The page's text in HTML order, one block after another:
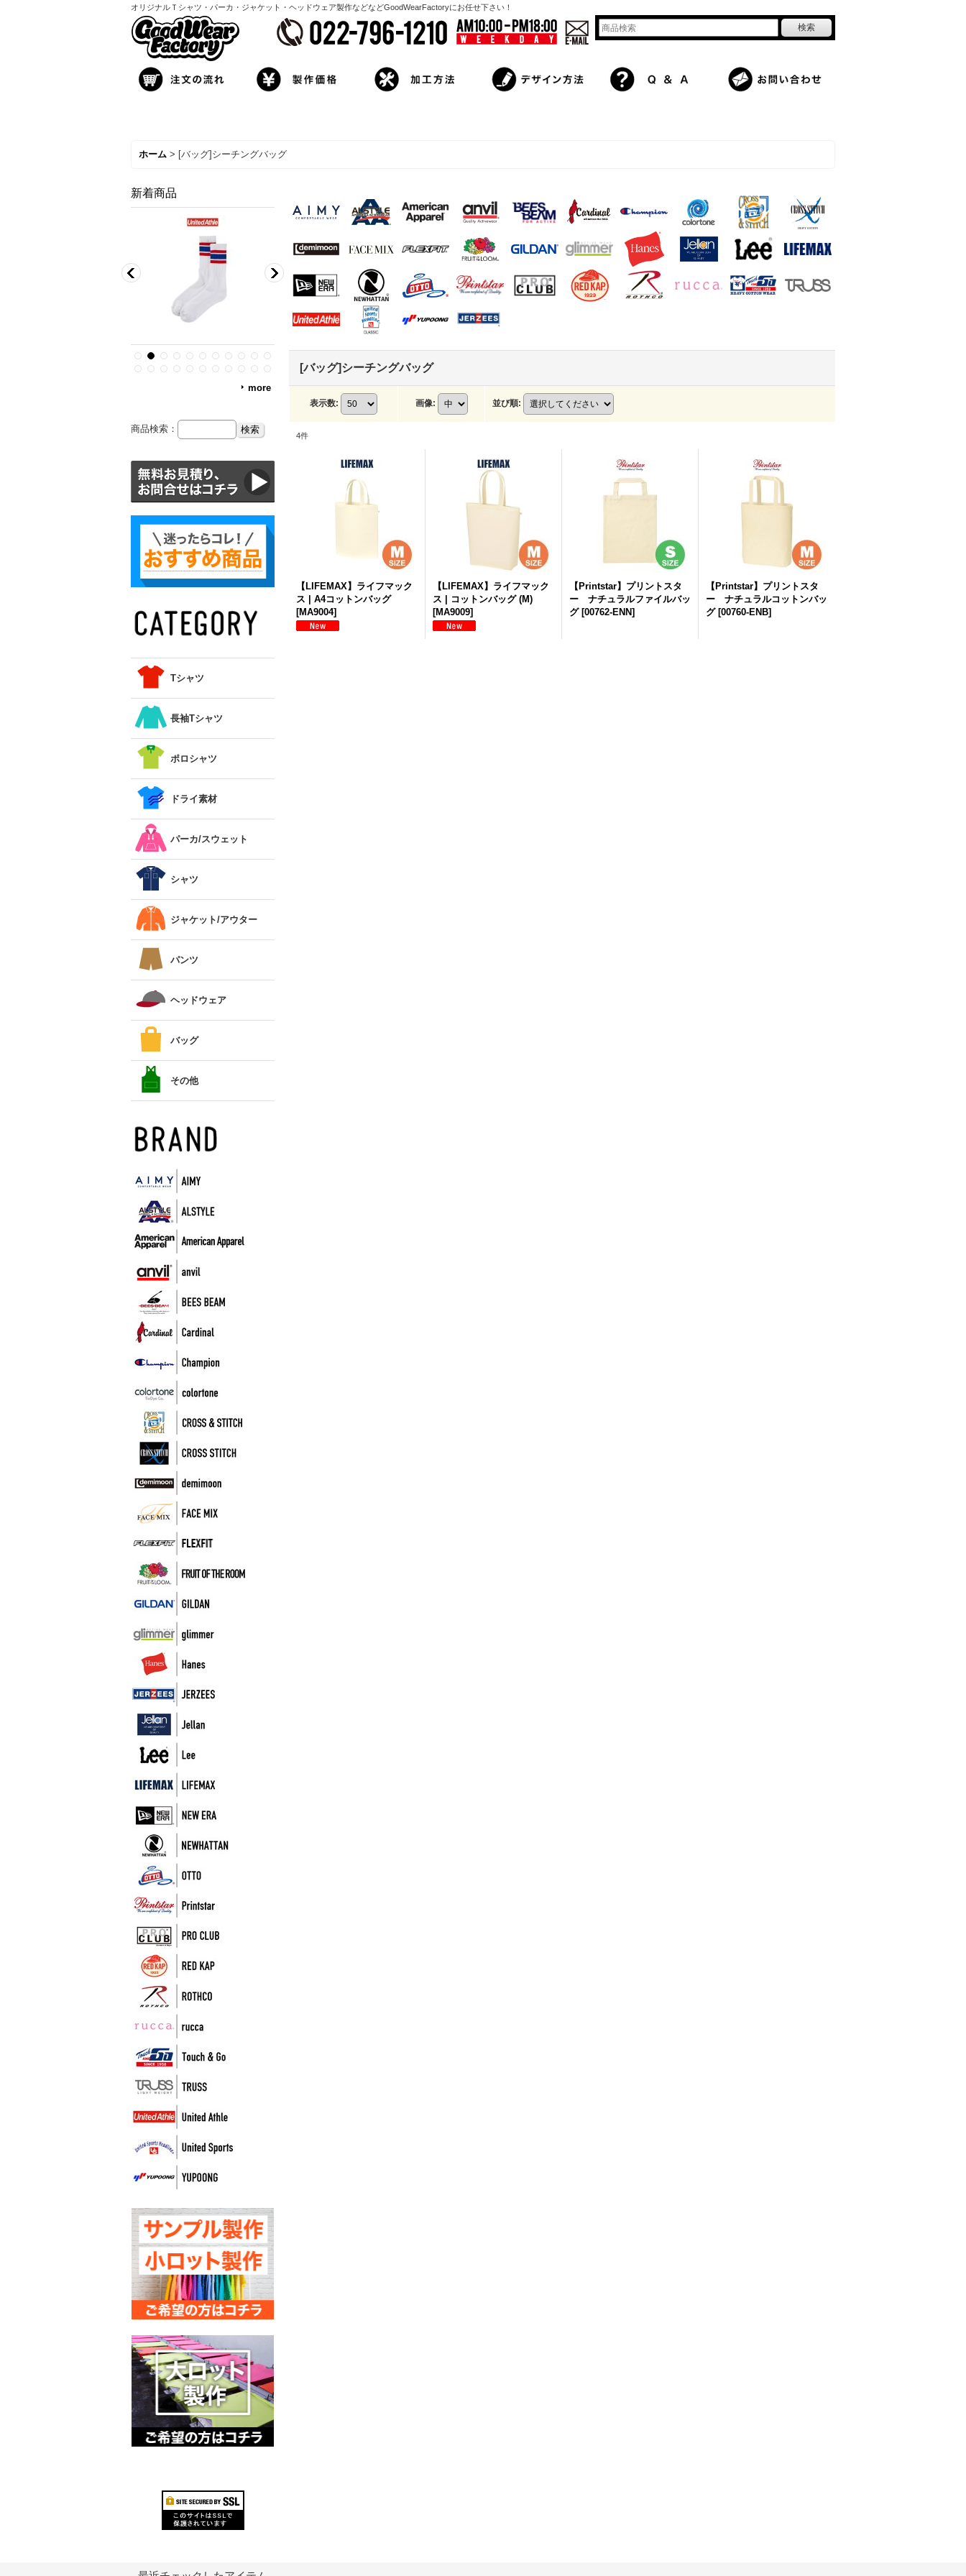
オリジナルＴシャツ・パーカ・ジャケット・ヘッドウェア製作などなどGoodWearFactoryにお任せ下さい！
ホーム > [バッグ]シーチングバッグ
新着商品
more
商品検索：
Tシャツ
長袖Tシャツ
ポロシャツ
ドライ素材
パーカ/スウェット
シャツ
ジャケット/アウター
パンツ
ヘッドウェア
バッグ
その他
[バッグ]シーチングバッグ
表示数: 画像: 並び順:
4件
【LIFEMAX】ライフマック
ス | A4コットンバッグ
[MA9004]
【LIFEMAX】ライフマック
ス | コットンバッグ (M)
[MA9009]
【Printstar】プリントスタ
ー ナチュラルファイルバッ
グ [00762-ENN]
【Printstar】プリントスタ
ー ナチュラルコットンバッ
グ [00760-ENB]